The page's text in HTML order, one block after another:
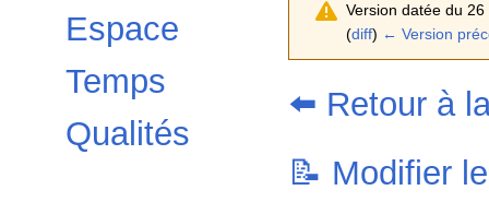
Espace
Temps
Qualités
Version datée du
(diff) ← Version
⬅️ Retour à
📝 Modifier